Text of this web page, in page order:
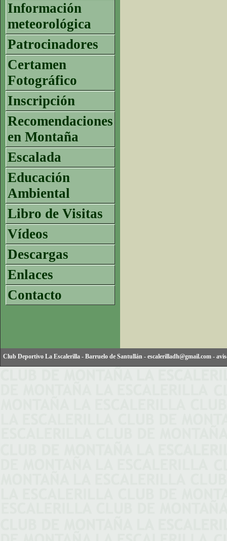
Información
meteorológica
Patrocinadores
Certamen
Fotográfico
Inscripción
Recomendaciones
en Montaña
Escalada
Educación
Ambiental
Libro de Visitas
Vídeos
Descargas
Enlaces
Contacto
Club Deportivo La Escalerilla - Barruelo de Santullán - escalerilladh@gmail.com -